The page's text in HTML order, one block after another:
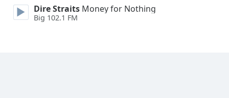
Dire Straits Money for Nothing
Big 102.1 FM